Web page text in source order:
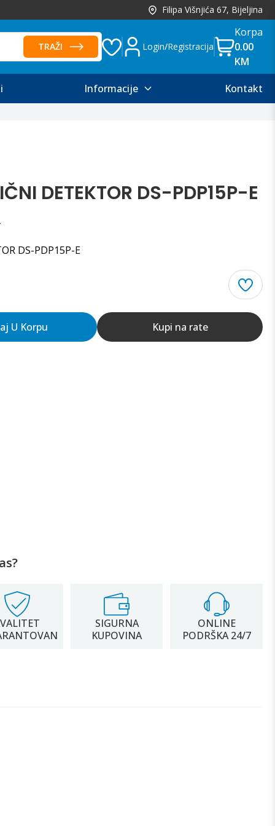
Filipa Višnjića 67, Bijeljina
TRAŽI Login/Registracija
Korpa
0.00
KM
Informacije Kontakt
DETEKTOR DS-PDP15P-E
DS-PDP15P-E
U Korpu Kupi na rate
SIGURNA
KUPOVINA
ONLINE
PODRŠKA 24/7